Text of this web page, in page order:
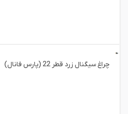
چراغ سیگنال زرد قطر 22 (پارس فانال)